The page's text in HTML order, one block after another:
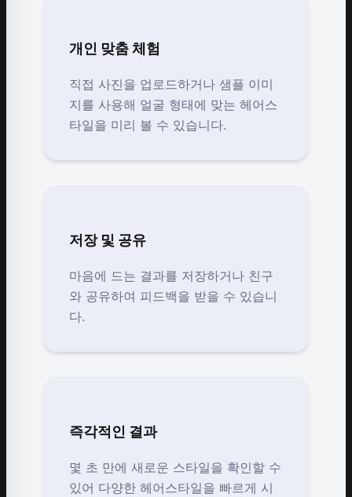
개인 맞춤 체험
직접 사진을 업로드하거나 샘플 이미
지를 사용해 얼굴 형태에 맞는 헤어스
타일을 미리 볼 수 있습니다.
저장 및 공유
마음에 드는 결과를 저장하거나 친구
와 공유하여 피드백을 받을 수 있습니
다.
즉각적인 결과
몇 초 만에 새로운 스타일을 확인할 수
있어 다양한 헤어스타일을 빠르게 시